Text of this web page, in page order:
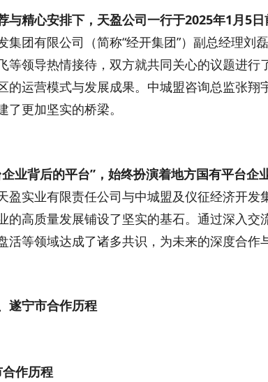
与精心安排下，天盈公司一行于2025年1月5
集团有限公司（简称“经开集团”）副总经理刘
等领导热情接待，双方就共同关心的议题进
的运营模式与发展成果。中城盟咨询总监张翔
更加坚实的桥梁。
业背后的平台”，始终扮演着地方国有平台企
盈实业有限责任公司与中城盟及仪征经济开
的高质量发展铺设了坚实的基石。通过深入交
活等领域达成了诸多共识，为未来的深度合作
遂宁市合作历程
合作历程